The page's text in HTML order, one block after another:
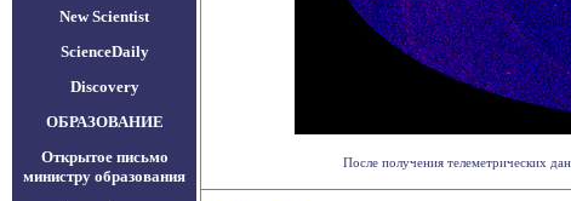
New Scientist
ScienceDaily
Discovery
ОБРАЗОВАНИЕ
Открытое письмо
министру образования
После получения телеметрических